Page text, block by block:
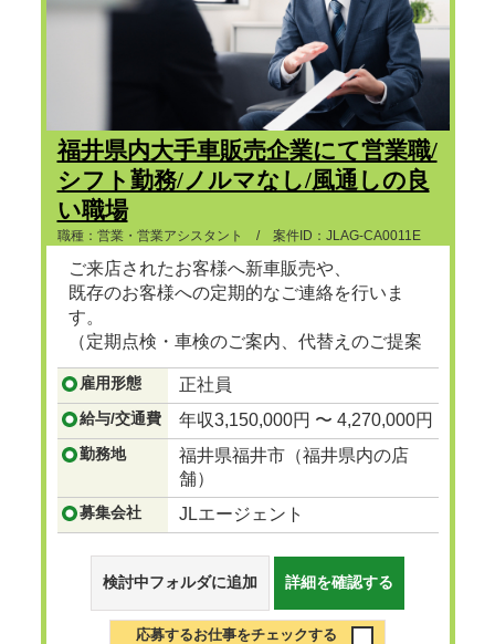
福井県内大手車販売企業にて営業職/
シフト勤務/ノルマなし/風通しの良
い職場
職種：営業・営業アシスタント / 案件ID：JLAG-CA0011E
ご来店されたお客様へ新車販売や、
既存のお客様への定期的なご連絡を行いま
す。
（定期点検・車検のご案内、代替えのご提案
など）
...つづきを見る
雇用形態 正社員
給与/交通費 年収3,150,000円 〜 4,270,000円
勤務地
福井県福井市（福井県内の店
舗）
募集会社 JLエージェント
検討中フォルダに追加 詳細を確認する
応募するお仕事をチェックする